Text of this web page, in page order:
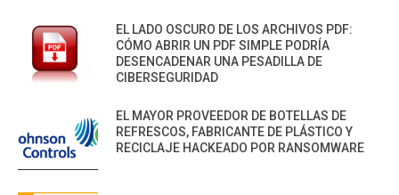
EL LADO OSCURO DE LOS ARCHIVOS PDF:
CÓMO ABRIR UN PDF SIMPLE PODRÍA
DESENCADENAR UNA PESADILLA DE
CIBERSEGURIDAD
EL MAYOR PROVEEDOR DE BOTELLAS DE
REFRESCOS, FABRICANTE DE PLÁSTICO Y
RECICLAJE HACKEADO POR RANSOMWARE